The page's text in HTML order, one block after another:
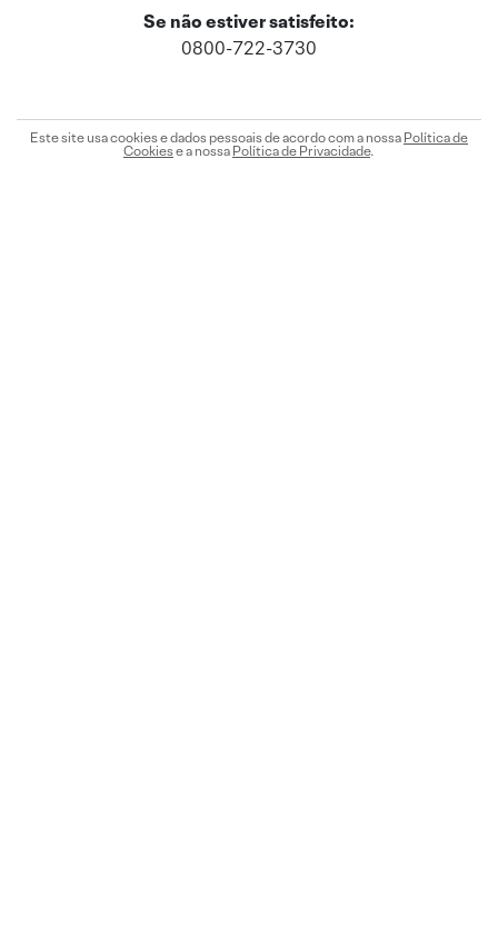
Se não estiver satisfeito:
0800-722-3730
Este site usa cookies e dados pessoais de acordo com a nossa Política de
Cookiese a nossa Política de Privacidade.